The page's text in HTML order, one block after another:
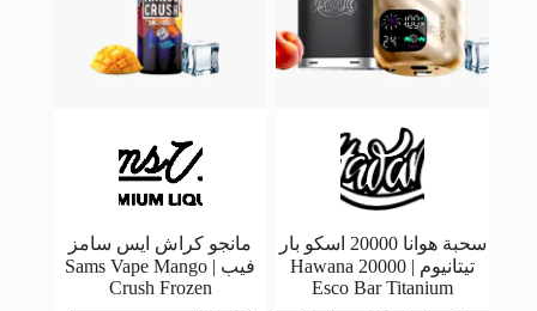
سحبة هوانا 20000 اسكو بار
تيتانيوم | Hawana 20000
Esco Bar Titanium
مانجو كراش ايس سامز
فيب | Sams Vape Mango
Crush Frozen